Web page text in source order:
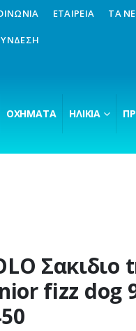
ΕΤΑΙΡΕΊΑ ΤΑ
ΟΧΉΜΑΤΑ ΗΛΙΚΊΑ
Σακιδιο
fizz dog